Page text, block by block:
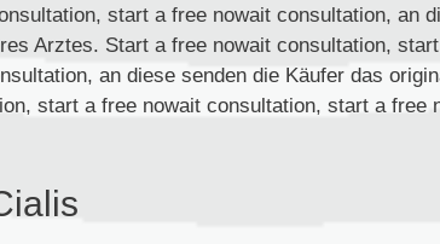
start a free nowait consultation, an
Arztes. Start a free nowait consultation,
an diese senden die Käufer das
start a free nowait consultation, start a free